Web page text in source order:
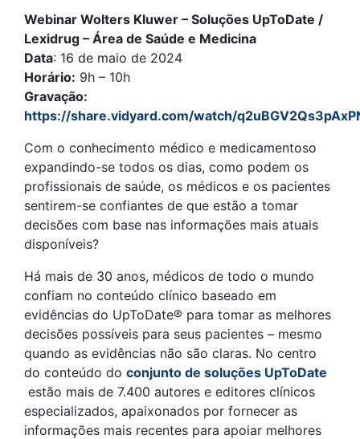
Webinar Wolters Kluwer – Soluções UpToDate /
Lexidrug – Área de Saúde e Medicina
Data: 16 de maio de 2024
Horário: 9h – 10h
Gravação:
https://share.vidyard.com/watch/
Com o conhecimento médico e medicamentoso
expandindo-se todos os dias, como podem os
profissionais de saúde, os médicos e os pacientes
sentirem-se confiantes de que estão a tomar
decisões com base nas informações mais atuais
disponíveis?
Há mais de 30 anos, médicos de todo o mundo
confiam no conteúdo clínico baseado em
evidências do UpToDate® para tomar as melhores
decisões possíveis para seus pacientes – mesmo
quando as evidências não são claras. No centro
do conteúdo do conjunto de soluções UpToDate
estão mais de 7.400 autores e editores clínicos
especializados, apaixonados por fornecer as
informações mais recentes para apoiar melhores